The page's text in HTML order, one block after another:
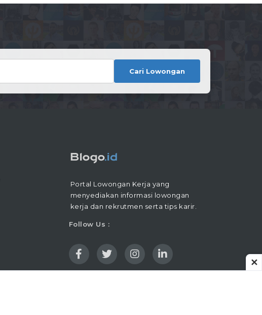
Cari Lowongan
Portal Lowongan Kerja yang
menyediakan informasi lowongan
kerja dan rekrutmen serta tips karir.
Follow Us :
✕